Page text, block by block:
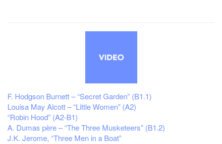
F. Hodgson Burnett – “Secret Garden” (B1.1)
Louisa May Alcott – “Little Women” (A2)
“Robin Hood” (A2-B1)
A. Dumas père – “The Three Musketeers” (B1.2)
J.K. Jerome, “Three Men in a Boat”